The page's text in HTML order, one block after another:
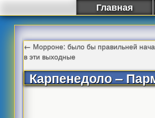
Главная
← Морроне: было бы правильней
в эти выходные
Карпенедоло –